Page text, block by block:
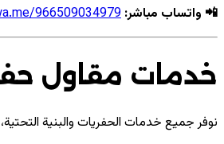
📲 واتساب مباشر:966509034979
خدمات مقاول
نوفر جميع خدمات الحفريات والبنية